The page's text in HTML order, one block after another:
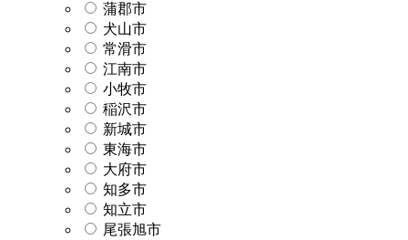
蒲郡市
犬山市
常滑市
江南市
小牧市
稲沢市
新城市
東海市
大府市
知多市
知立市
尾張旭市